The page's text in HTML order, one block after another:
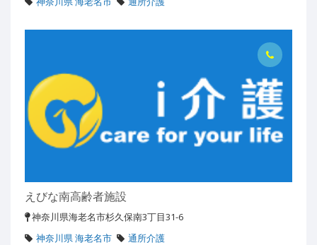
えびな南高齢者施設
神奈川県海老名市杉久保南3丁目31-6
神奈川県 海老名市
通所介護